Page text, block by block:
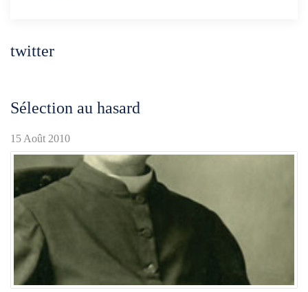
twitter
Sélection au hasard
15 Août 2010